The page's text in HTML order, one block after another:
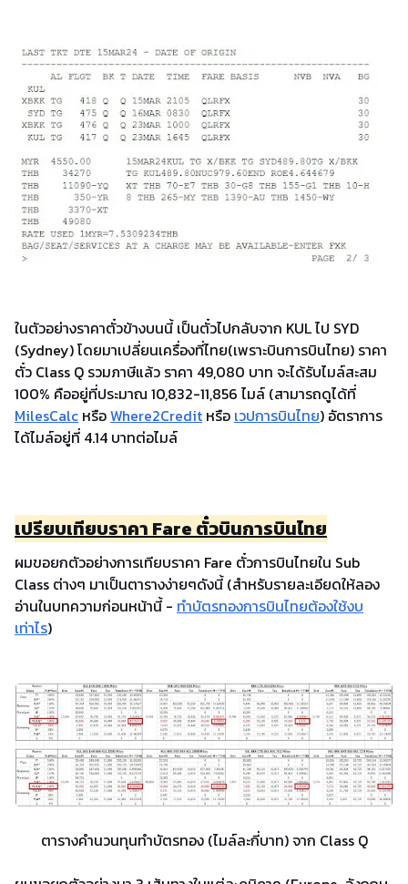
ในตัวอย่างราคาตั๋วข้างบนนี้ เป็นตั๋วไปกลับจาก KUL ไป SYD
(Sydney) โดยมาเปลี่ยนเครื่องที่ไทย(เพราะบินการบินไทย) ราคา
ตั๋ว Class Q รวมภาษีแล้ว ราคา 49,080 บาท จะได้รับไมล์สะสม
100% คืออยู่ที่ประมาณ 10,832-11,856 ไมล์ (สามารถดูได้ที่
MilesCalc หรือWhere2Credit หรือ เวปการบินไทย) อัตราการ
ได้ไมล์อยู่ที่ 4.14 บาทต่อไมล์
เปรียบเทียบราคา Fare ตั๋วบินการบินไทย
ผมขอยกตัวอย่างการเทียบราคา Fare ตั๋วการบินไทยใน Sub
Class ต่างๆ มาเป็นตารางง่ายๆดังนี้ (สำหรับรายละเอียดให้ลอง
อ่านในบทความก่อนหน้านี้ - ทำบัตรทองการบินไทยต้องใช้งบ
เท่าไร)
ตารางคำนวนทุนทำบัตรทอง (ไมล์ละกี่บาท) จาก Class Q